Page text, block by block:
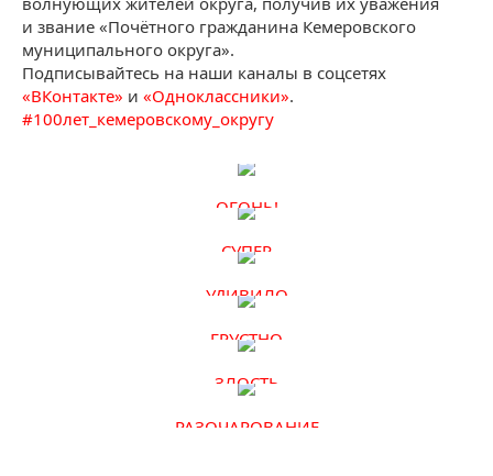
и звание «Почётного гражданина Кемеровского
муниципального округа».
Подписывайтесь на наши каналы в соцсетях
«ВКонтакте» и «Одноклассники».
#100лет_кемеровскому_округу
ОГОНЬ!
СУПЕР
УДИВИЛО
ГРУСТНО
ЗЛОСТЬ
РАЗОЧАРОВАНИЕ